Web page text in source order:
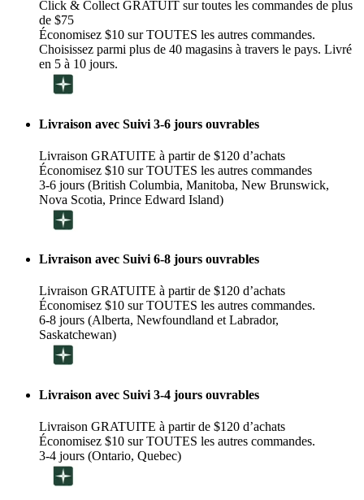
Click & Collect GRATUIT sur toutes les commandes de plus
de $75
Économisez $10 sur TOUTES les autres commandes.
Choisissez parmi plus de 40 magasins à travers le pays. Livré
en 5 à 10 jours.
Livraison avec Suivi 3-6 jours ouvrables
Livraison GRATUITE à partir de $120 d’achats
Économisez $10 sur TOUTES les autres commandes
3-6 jours (British Columbia, Manitoba, New Brunswick,
Nova Scotia, Prince Edward Island)
Livraison avec Suivi 6-8 jours ouvrables
Livraison GRATUITE à partir de $120 d’achats
Économisez $10 sur TOUTES les autres commandes.
6-8 jours (Alberta, Newfoundland et Labrador,
Saskatchewan)
Livraison avec Suivi 3-4 jours ouvrables
Livraison GRATUITE à partir de $120 d’achats
Économisez $10 sur TOUTES les autres commandes.
3-4 jours (Ontario, Quebec)